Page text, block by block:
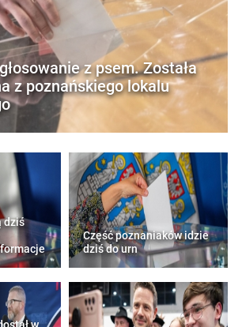
z psem. Została
z poznańskiego lokalu
dziś
Część poznaniaków idzie
dziś do urn